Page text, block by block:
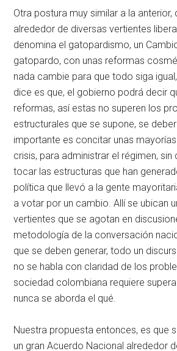
Otra postura muy similar a la anterior,
alrededor de diversas vertientes
denomina el gatopardismo, un
gatopardo, con unas reformas
nada cambie para que todo siga
dice es que, el gobierno podrá decir
reformas, así estas no superen los
estructurales que se supone, se
importante es concitar unas
crisis, para administrar el régimen,
tocar las estructuras que han
política que llevó a la gente
a votar por un cambio. Allí se ubican
vertientes que se agotan en
metodología de la conversación
que se deben generar, todo un
no se habla con claridad de los
sociedad colombiana requiere
nunca se aborda el qué.
Nuestra propuesta entonces, es que
un gran Acuerdo Nacional alrededor